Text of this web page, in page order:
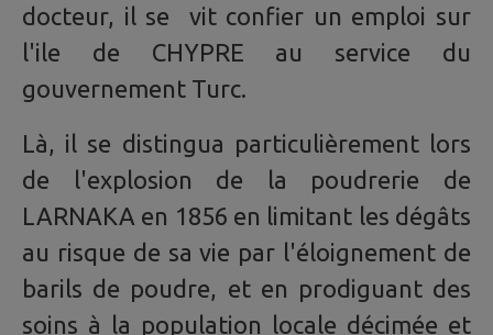
docteur, il se vit confier un emploi sur
l'ile de CHYPRE au service du
gouvernement Turc.
Là, il se distingua particulièrement lors
de l'explosion de la poudrerie de
LARNAKA en 1856 en limitant les dégâts
au risque de sa vie par l'éloignement de
barils de poudre, et en prodiguant des
soins à la population locale décimée et